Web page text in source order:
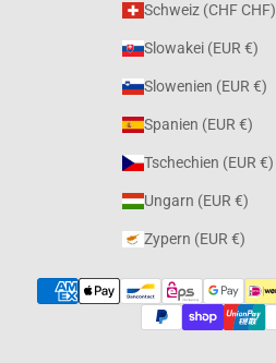
Schweiz (CHF CHF)
Slowakei (EUR €)
Slowenien (EUR €)
Spanien (EUR €)
Tschechien (EUR €)
Ungarn (EUR €)
Zypern (EUR €)